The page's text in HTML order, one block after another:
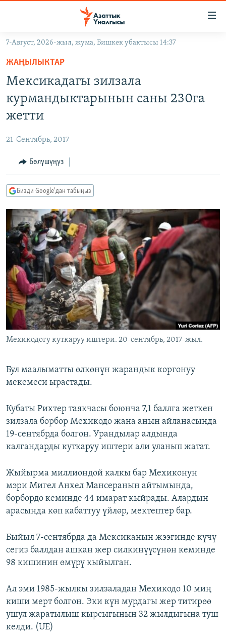
Навигацияга
өтүңүз
Издөөгө
салыңыз
МАДАНИЯТ
УКРАИНА
ТВ ПРОГРАММАЛАР
БҮГҮН АЗАТТЫКТА
ДАНИСТЕ
ЭЖЕ-СИҢДИЛЕР
АЗАТТЫК+
ЫҢГАЙСЫЗ СУРООЛОР
ПОДКАСТ
Русский
ОНЛАЙН ШЕРИНЕ
ЭЕ/АРнун бардык сайттары
7-Август, 2026-жыл, жума, Бишкек убактысы 14:37
ЖАҢЫЛЫКТАР
Мексикадагы зилзала
курмандыктарынын саны 230га
жетти
21-Сентябрь, 2017
Бөлүшүңүз
Бизди Google'дан табыңыз
Мехикодогу куткаруу иштери. 20-сентябрь, 2017-жыл.
Бул маалыматты өлкөнүн жарандык коргонуу
мекемеси ырастады.
Кубаты Рихтер таякчасы боюнча 7,1 баллга жеткен
зилзала борбор Мехикодо жана анын айланасында
19-сентябрда болгон. Урандылар алдында
калгандарды куткаруу иштери али уланып жатат.
Жыйырма миллиондой калкы бар Мехиконун
мэри Мигел Анхел Мансеранын айтымында,
борбордо кеминде 44 имарат кыйрады. Алардын
арасында көп кабаттуу үйлөр, мектептер бар.
Быйыл 7-сентябрда да Мексиканын жээгинде күчү
сегиз баллдан ашкан жер силкинүүсүнөн кеминде
98 кишинин өмүрү кыйылган.
Ал эми 1985-жылкы зилзаладан Мехикодо 10 миң
киши мерт болгон. Эки күн мурдагы жер титирөө
ушул жаратылыш кырсыгынын 32 жылдыгына туш
келди. (UE)